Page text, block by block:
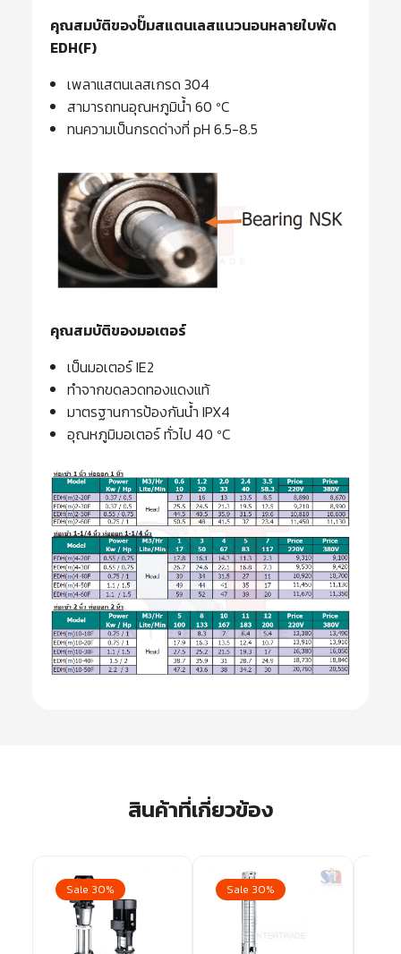
คุณสมบัติของปั๊มสแตนเลสแนวนอนหลายใบพัด
EDH(F)
เพลาแสตนเลสเกรด 304
สามารถทนอุณหภูมินํ้า 60 ºC
ทนความเป็นกรดด่างที่ pH 6.5-8.5
คุณสมบัติของมอเตอร์
เป็นมอเตอร์ IE2
ทำจากขดลวดทองแดงแท้
มาตรฐานการป้องกันนํ้า IPX4
อุณหภูมิมอเตอร์ ทั่วไป 40 ºC
สินค้าที่เกี่ยวข้อง
Sale 30% Sale 30%